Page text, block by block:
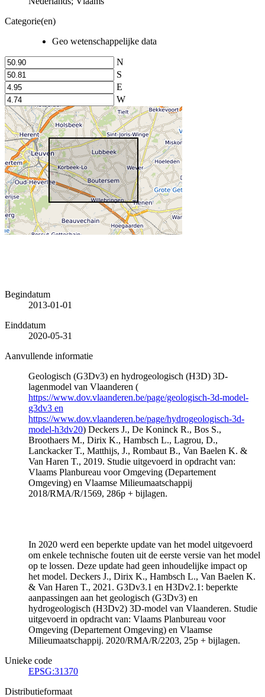
Categorie(en)
Geo wetenschappelijke data
N
S
E
W
Begindatum
2013-01-01
Einddatum
2020-05-31
Aanvullende informatie
Geologisch (G3Dv3) en hydrogeologisch (H3D) 3D-
lagenmodel van Vlaanderen (
https://www.dov.vlaanderen.be/page/geologisch-3d-model-
g3dv3 en
https://www.dov.vlaanderen.be/page/hydrogeologisch-3d-
model-h3dv20) Deckers J., De Koninck R., Bos S.,
Broothaers M., Dirix K., Hambsch L., Lagrou, D.,
Lanckacker T., Matthijs, J., Rombaut B., Van Baelen K. &
Van Haren T., 2019. Studie uitgevoerd in opdracht van:
Vlaams Planbureau voor Omgeving (Departement
Omgeving) en Vlaamse Milieumaatschappij
2018/RMA/R/1569, 286p + bijlagen.
In 2020 werd een beperkte update van het model uitgevoerd
om enkele technische fouten uit de eerste versie van het model
op te lossen. Deze update had geen inhoudelijke impact op
het model. Deckers J., Dirix K., Hambsch L., Van Baelen K.
& Van Haren T., 2021. G3Dv3.1 en H3Dv2.1: beperkte
aanpassingen aan het geologisch (G3Dv3) en
hydrogeologisch (H3Dv2) 3D-model van Vlaanderen. Studie
uitgevoerd in opdracht van: Vlaams Planbureau voor
Omgeving (Departement Omgeving) en Vlaamse
Milieumaatschappij. 2020/RMA/R/2203, 25p + bijlagen.
Unieke code
EPSG:31370
Distributieformaat